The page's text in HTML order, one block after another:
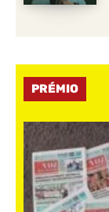
PRÉMIO